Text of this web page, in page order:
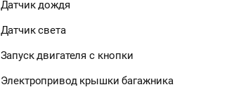
Датчик дождя
Датчик света
Запуск двигателя с кнопки
Электропривод крышки багажника